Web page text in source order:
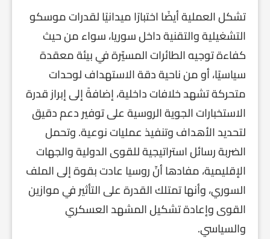
تشكل العملية أيضًا اختبارًا ميدانيًا لقدرات موسكو
التشغيلية والتقنية داخل سوريا، سواء من حيث
كفاءة توجيه الطائرات المسيّرة في بيئة معقدة
سياسيًا، أو من ناحية دقة الاستهداف لوحدات
متحركة تشهد خلافات داخلية، إضافةً إلى إبراز قدرة
الاستخبارات الجوية الروسية على توفير دعم دقيق
لتحديد الأهداف وتنفيذ عمليات نوعية. وتحمل
الضربة رسائل استراتيجية للقوى الدولية والجهات
الإقليمية، مفادها أنّ روسيا عادت بقوة إلى الملف
السوري، وأنها تمتلك القدرة على التأثير في موازين
القوى وإعادة تشكيل المشهد العسكري
والسياسي.